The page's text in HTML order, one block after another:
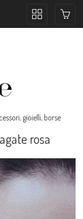
Toggle
gioielli, borse
rosa